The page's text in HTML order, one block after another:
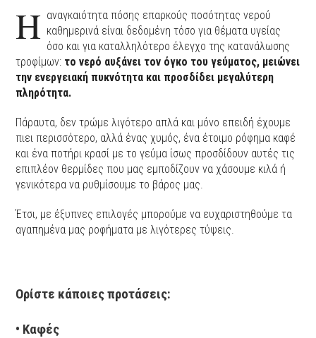
Η αναγκαιότητα πόσης επαρκούς ποσότητας νερού
καθημερινά είναι δεδομένη τόσο για θέματα υγείας
όσο και για καταλληλότερο έλεγχο της κατανάλωσης
τροφίμων: το νερό αυξάνει τον όγκο του γεύματος, μειώνει
την ενεργειακή πυκνότητα και προσδίδει μεγαλύτερη
πληρότητα.
Πάραυτα, δεν τρώμε λιγότερο απλά και μόνο επειδή έχουμε
πιει περισσότερο, αλλά ένας χυμός, ένα έτοιμο ρόφημα καφέ
και ένα ποτήρι κρασί με το γεύμα ίσως προσδίδουν αυτές τις
επιπλέον θερμίδες που μας εμποδίζουν να χάσουμε κιλά ή
γενικότερα να ρυθμίσουμε το βάρος μας.
Έτσι, με έξυπνες επιλογές μπορούμε να ευχαριστηθούμε τα
αγαπημένα μας ροφήματα με λιγότερες τύψεις.
Ορίστε κάποιες προτάσεις:
• Καφές